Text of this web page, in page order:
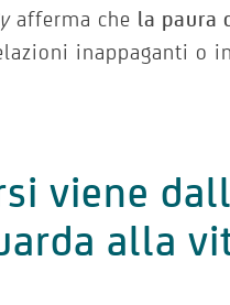
afferma che la paura
inappaganti o
viene
alla